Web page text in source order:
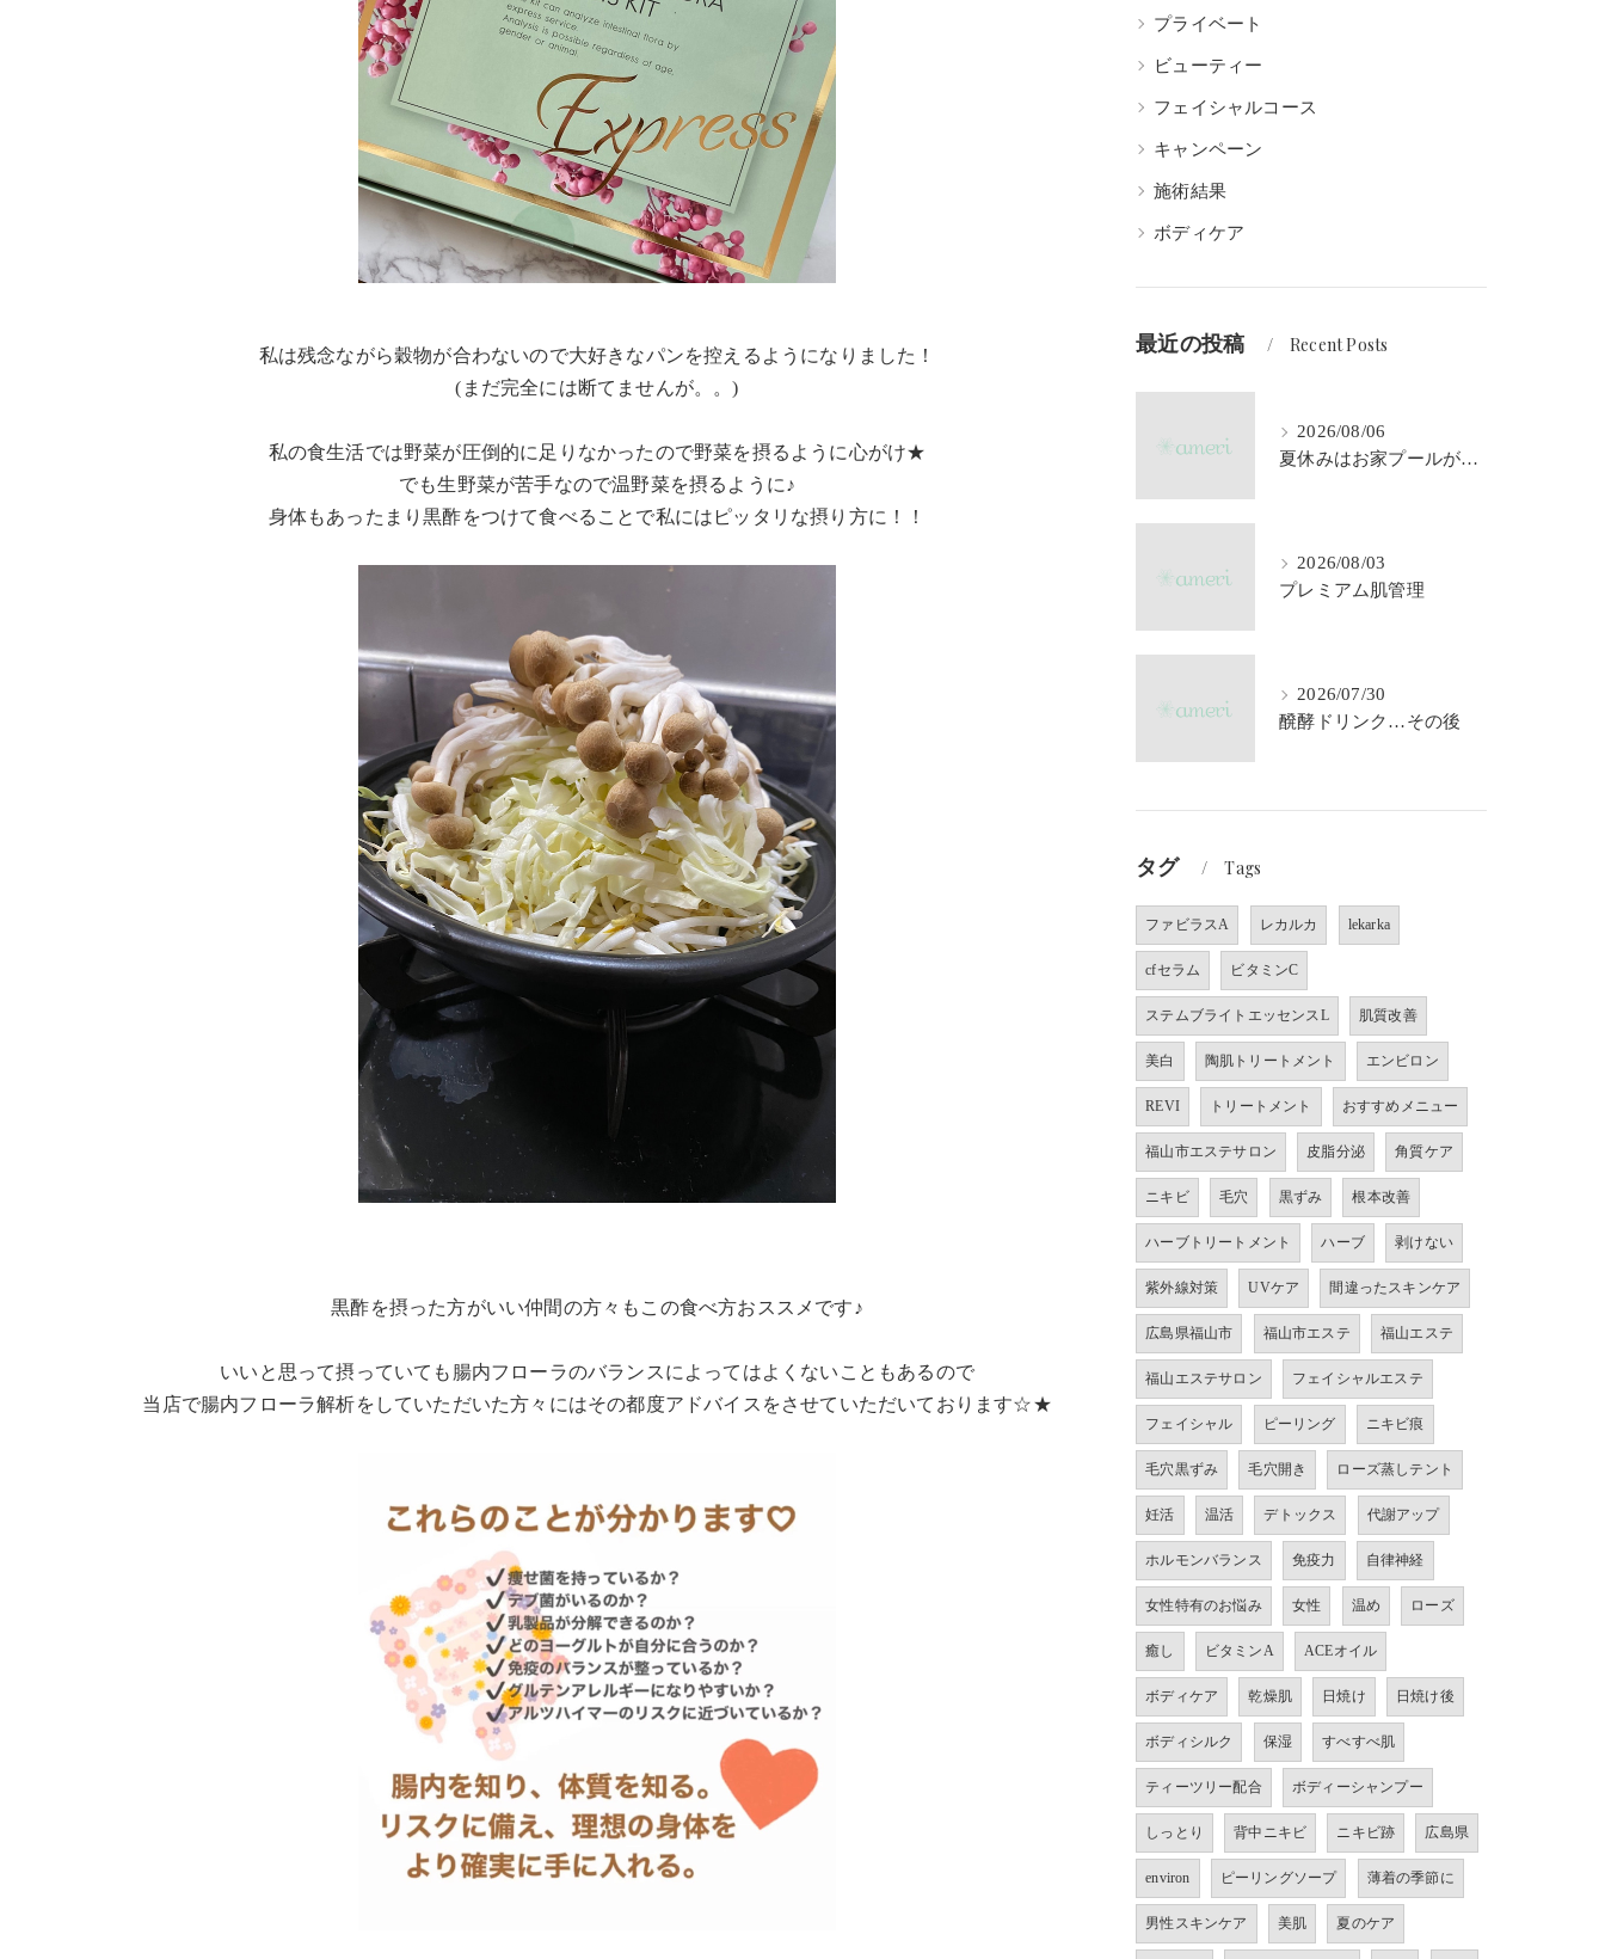
私は残念ながら穀物が合わないので大好きなパンを控えるようになりました！
(まだ完全には断てませんが。。)
私の食生活では野菜が圧倒的に足りなかったので野菜を摂るように心がけ★
でも生野菜が苦手なので温野菜を摂るように♪
身体もあったまり黒酢をつけて食べることで私にはピッタリな摂り方に！！
黒酢を摂った方がいい仲間の方々もこの食べ方おススメです♪
いいと思って摂っていても腸内フローラのバランスによってはよくないこともあるので
当店で腸内フローラ解析をしていただいた方々にはその都度アドバイスをさせていただいております☆★
プライベート
ビューティー
フェイシャルコース
キャンペーン
施術結果
ボディケア
最近の投稿 Recent Posts
2026/08/06
夏休みはお家プールが大活躍♪
2026/08/03
プレミアム肌管理
2026/07/30
醗酵ドリンク…その後
タグ Tags
ファビラスA レカルカ lekarka
cfセラム ビタミンC
ステムブライトエッセンスL 肌質改善
美白 陶肌トリートメント エンビロン
REVI トリートメント おすすめメニュー
福山市エステサロン 皮脂分泌 角質ケア
ニキビ 毛穴 黒ずみ 根本改善
ハーブトリートメント ハーブ 剥けない
紫外線対策 UVケア 間違ったスキンケア
広島県福山市 福山市エステ 福山エステ
福山エステサロン フェイシャルエステ
フェイシャル ピーリング ニキビ痕
毛穴黒ずみ 毛穴開き ローズ蒸しテント
妊活 温活 デトックス 代謝アップ
ホルモンバランス 免疫力 自律神経
女性特有のお悩み 女性 温め ローズ
癒し ビタミンA ACEオイル
ボディケア 乾燥肌 日焼け 日焼け後
ボディシルク 保湿 すべすべ肌
ティーツリー配合 ボディーシャンプー
しっとり 背中ニキビ ニキビ跡 広島県
environ ピーリングソープ 薄着の季節に
男性スキンケア 美肌 夏のケア